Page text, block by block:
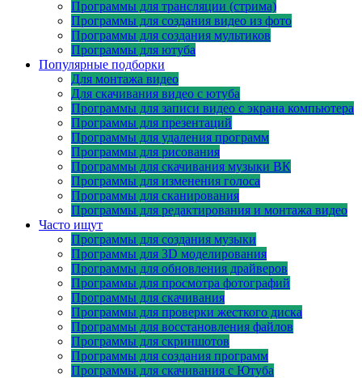
Программы для трансляции (стрима)
Программы для создания видео из фото
Программы для создания мультиков
Программы для ютуба
Популярные подборки
Для монтажа видео
Для скачивания видео с ютуба
Программы для записи видео с экрана компьютера
Программы для презентаций
Программы для удаления программ
Программы для рисования
Программы для скачивания музыки ВК
Программы для изменения голоса
Программы для сканирования
Программы для редактирования и монтажа видео
Часто ищут
Программы для создания музыки
Программы для 3D моделирования
Программы для обновления драйверов
Программы для просмотра фотографий
Программы для скачивания
Программы для проверки жесткого диска
Программы для восстановления файлов
Программы для скриншотов
Программы для создания программ
Программы для скачивания с Ютуба